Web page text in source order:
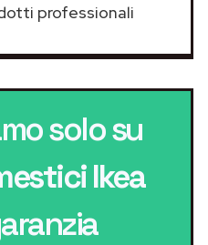
professionali
solo su
Ikea